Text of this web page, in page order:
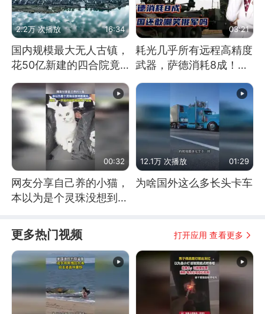
2.2万 次播放 16:34
国内规模最大无人古镇，
花50亿新建的四合院竟
03:21
耗光几乎所有远程高精度
武器，萨德消耗8成！美
00:32
网友分享自己养的小猫，
本以为是个灵珠没想到是
12.1万 次播放 01:29
为啥国外这么多长头卡车
更多热门视频 打开应用 查看更多